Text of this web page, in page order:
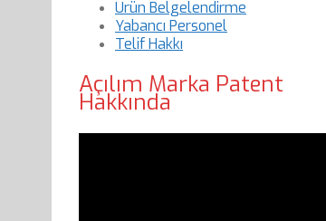
Ürün Belgelendirme
Yabancı Personel
Telif Hakkı
Açılım Marka Patent
Hakkında